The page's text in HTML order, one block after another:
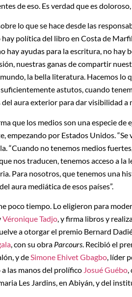
de eso. Es verdad que es
lo que se hace desde las
política del libro en Costa de
hay ayudas para la escritura, no hay
nuestras ganas de compartir
la bella literatura. Hacemos lo
astutos, cuando
aura exterior para dar visibilidad a
que los medios son una especie
empezando por Estados Unidos.
“Cuando no tenemos medios
nos traducen, tenemos acceso a la
Para nosotros, que tenemos una
aura mediática de esos países”.
poco tiempo. Lo eligieron para
Véronique Tadjo, y firma libros y
a otorgar el premio Bernard
, con su obra Parcours. Recibió el
y deSimone Ehivet Gbagbo, líder
las manos del prolífico Josué Guébo,
Les Jardins, en Abiyán, y del